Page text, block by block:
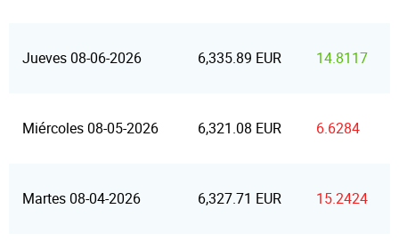
Jueves 08-06-2026 6,335.89 EUR 14.8117
Miércoles 08-05-2026 6,321.08 EUR 6.6284
Martes 08-04-2026 6,327.71 EUR 15.2424